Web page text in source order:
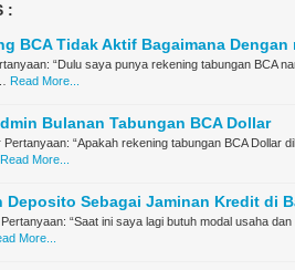
:
BCA Tidak Aktif Bagaimana Dengan
“Dulu saya punya rekening tabungan BCA
Read More...
Bulanan Tabungan BCA Dollar
Pertanyaan: “Apakah rekening tabungan BCA Dollar
Read More...
Deposito Sebagai Jaminan Kredit di
“Saat ini saya lagi butuh modal usaha
More...